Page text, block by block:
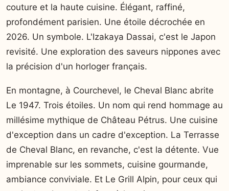
couture et la haute cuisine. Élégant, raffiné,
profondément parisien. Une étoile décrochée en
2026. Un symbole. L'Izakaya Dassai, c'est le Japon
revisité. Une exploration des saveurs nippones avec
la précision d'un horloger français.
En montagne, à Courchevel, le Cheval Blanc abrite
Le 1947. Trois étoiles. Un nom qui rend hommage au
millésime mythique de Château Pétrus. Une cuisine
d'exception dans un cadre d'exception. La Terrasse
de Cheval Blanc, en revanche, c'est la détente. Vue
imprenable sur les sommets, cuisine gourmande,
ambiance conviviale. Et Le Grill Alpin, pour ceux qui